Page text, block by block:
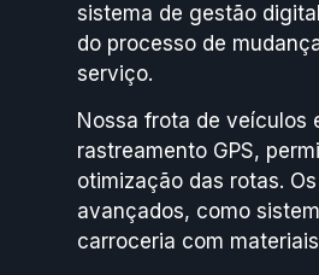
sistema de gestão
do processo de
serviço.
Nossa frota de veículos
rastreamento GPS,
otimização das rotas.
avançados, como
carroceria com